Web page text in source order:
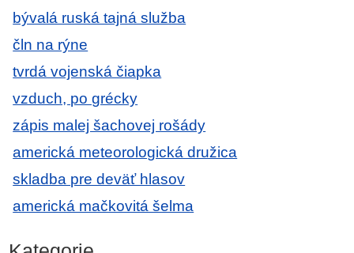
bývalá ruská tajná služba
čln na rýne
tvrdá vojenská čiapka
vzduch, po grécky
zápis malej šachovej rošády
americká meteorologická družica
skladba pre deväť hlasov
americká mačkovitá šelma